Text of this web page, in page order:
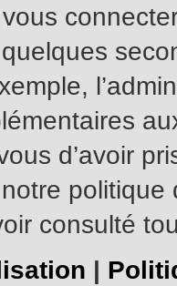
d’avoir
consulté
|